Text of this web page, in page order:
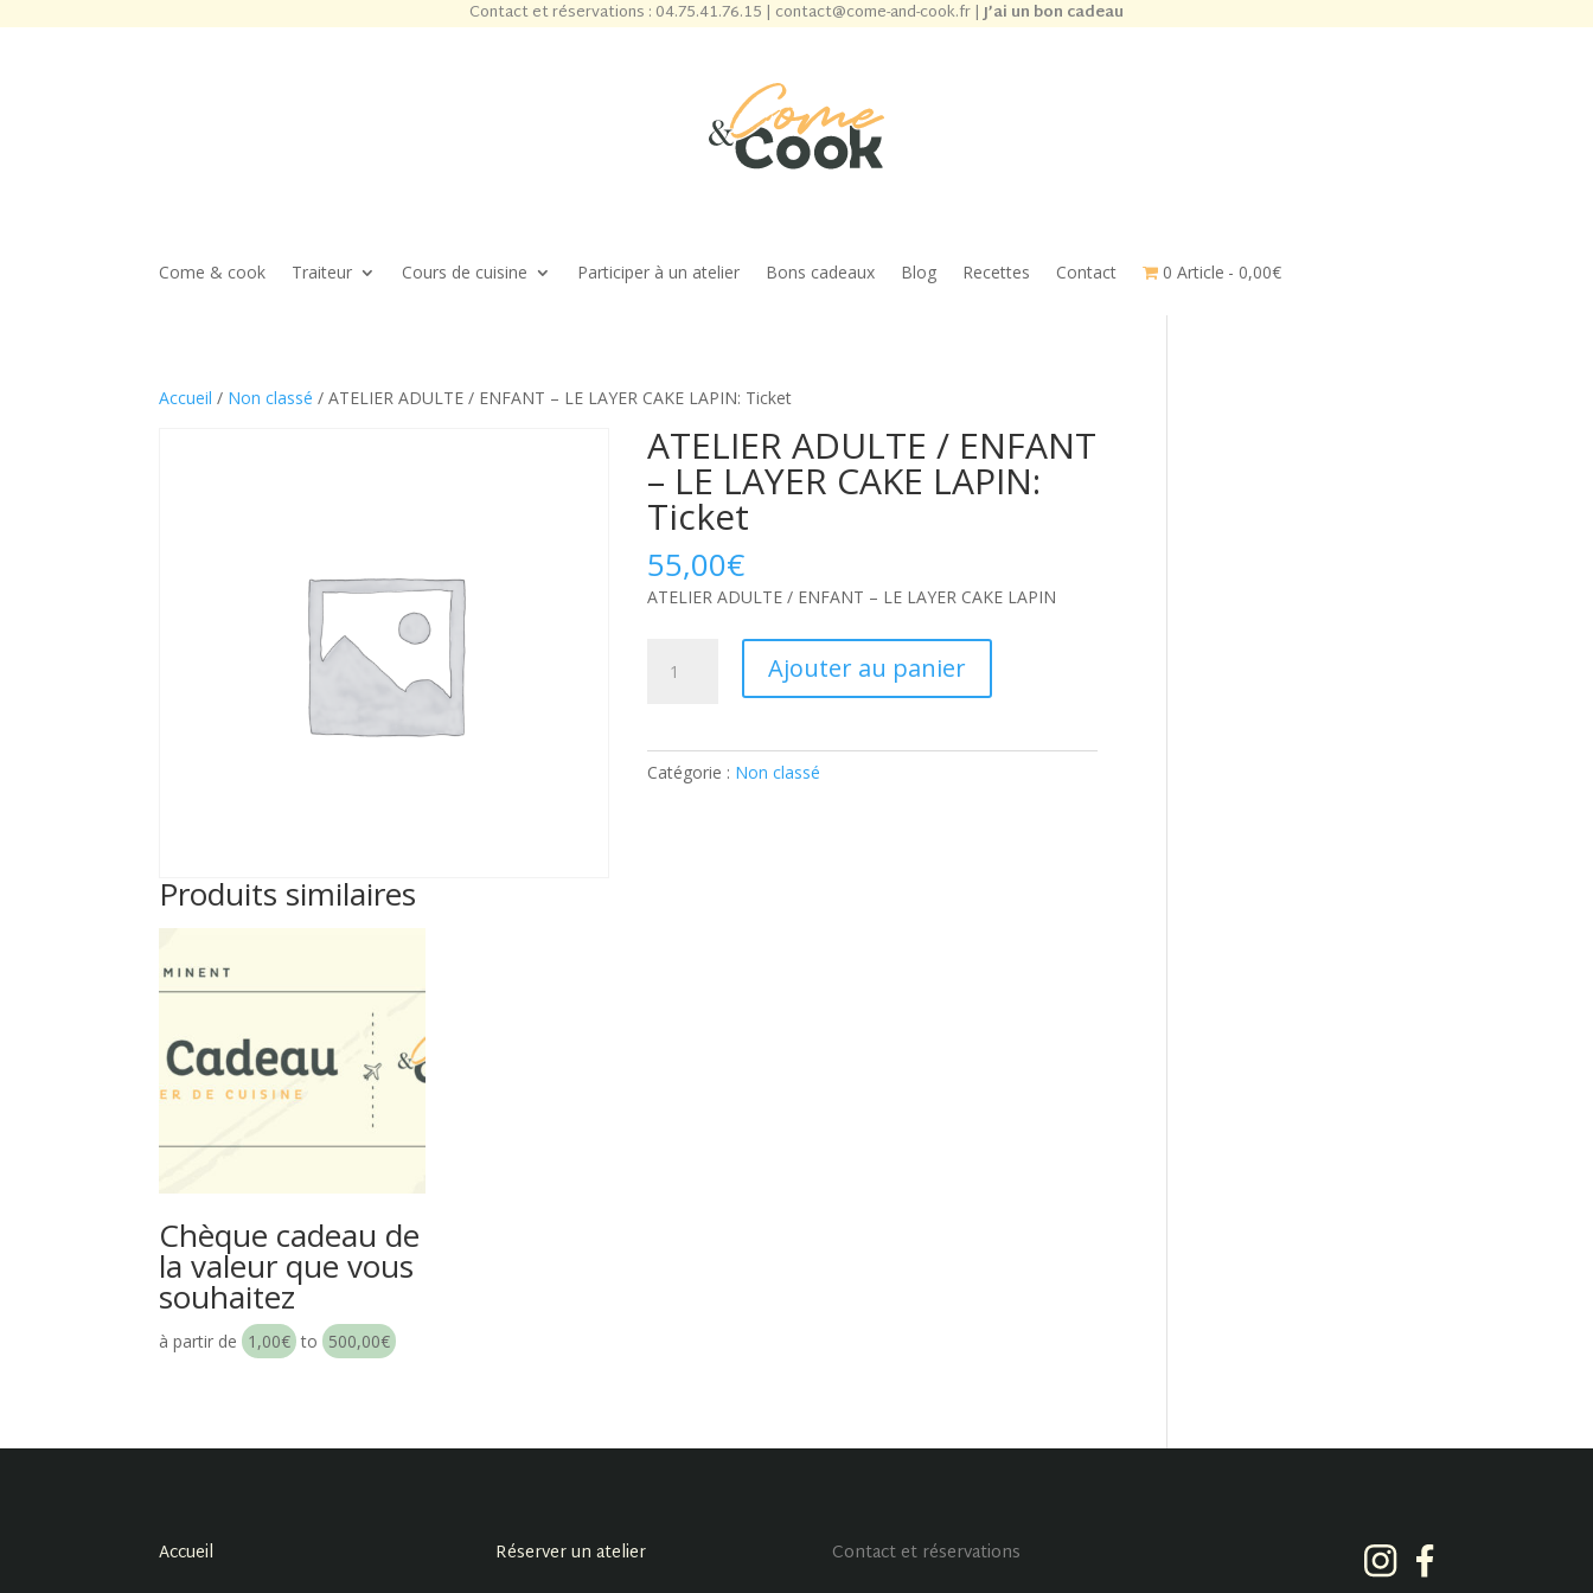
Contact et réservations : 04.75.41.76.15 | contact@come-and-cook.fr|J’ai un bon cadeau
Come & cook Traiteur Cours de cuisine Participer à un atelier Bons cadeaux Blog Recettes Contact 0 Article 0,00€
Accueil / Non classé / ATELIER ADULTE / ENFANT – LE LAYER CAKE LAPIN: Ticket
ATELIER ADULTE / ENFANT
– LE LAYER CAKE LAPIN:
Ticket
55,00€
ATELIER ADULTE / ENFANT – LE LAYER CAKE LAPIN
ENFANT
Ajouter au panier
Catégorie : Non classé
Produits similaires
Chèque cadeau de
la valeur que vous
souhaitez
à partir de 1,00€ to 500,00€
Accueil
Réserver un atelier
Contact et réservations